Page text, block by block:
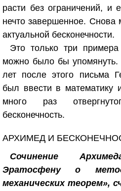
расти без ограничений, и
нечто завершенное.
актуальной бесконечности.
Это только три
можно было бы упомянуть.
лет после этого письма
был ввести в
много раз
бесконечность.
АРХИМЕД И
Сочинение
Эратосфену о
механических теорем»,